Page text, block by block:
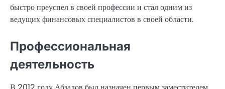
быстро преуспел в своей профессии и стал одним из
ведущих финансовых специалистов в своей области.
Профессиональная
деятельность